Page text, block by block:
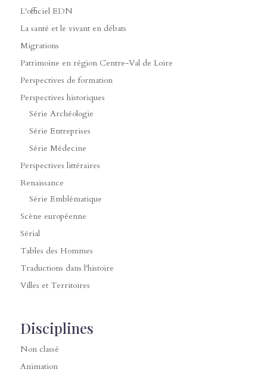
L'officiel EDN
La santé et le vivant en débats
Migrations
Patrimoine en région Centre-Val de Loire
Perspectives de formation
Perspectives historiques
Série Archéologie
Série Entreprises
Série Médecine
Perspectives littéraires
Renaissance
Série Emblématique
Scène européenne
Sérial
Tables des Hommes
Traductions dans l'histoire
Villes et Territoires
Disciplines
Non classé
Animation